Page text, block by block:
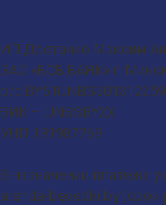
ИП Достанко Максим
ЗАО «БСБ БАНК» г.
р/с
БИК – UNBSBY2X
УНП 191987769
В назначении платежа
arenda-besedki.by (срок